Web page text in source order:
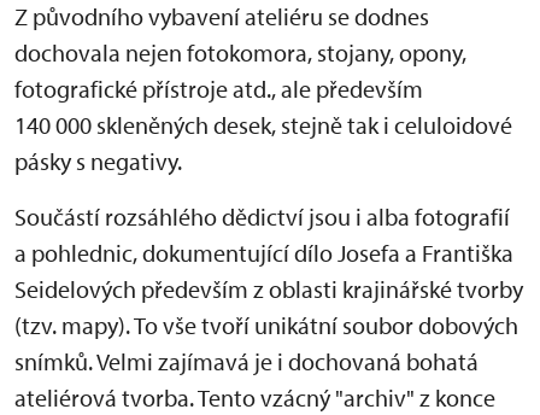
Z původního vybavení ateliéru se dodnes
dochovala nejen fotokomora, stojany, opony,
fotografické přístroje atd., ale především
140 000 skleněných desek, stejně tak i celuloidové
pásky s negativy.
Součástí rozsáhlého dědictví jsou i alba fotografií
a pohlednic, dokumentující dílo Josefa a Františka
Seidelových především z oblasti krajinářské tvorby
(tzv. mapy). To vše tvoří unikátní soubor dobových
snímků. Velmi zajímavá je i dochovaná bohatá
ateliérová tvorba. Tento vzácný "archiv" z konce